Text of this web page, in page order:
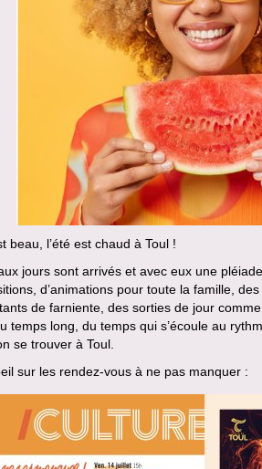
beau, l’été est chaud à Toul !
jours sont arrivés et avec eux une
d’animations pour toute la famille,
de farniente, des sorties de jour
temps long, du temps qui s’écoule au
se trouver à Toul.
sur les rendez-vous à ne pas manquer :